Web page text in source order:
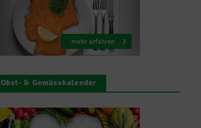
Obst- & Gemüsekalender